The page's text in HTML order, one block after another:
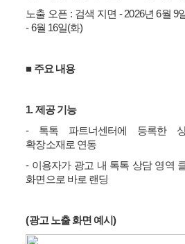
노출 오픈 : 검색 지면 - 2026년 6월 9
- 6월 16일(화)
■ 주요 내용
1.제공 기능
- 톡톡 파트너센터에 등록한
확장소재로 연동
- 이용자가 광고 내 톡톡 상담 영역
화면으로 바로 랜딩
(광고 노출 화면 예시)